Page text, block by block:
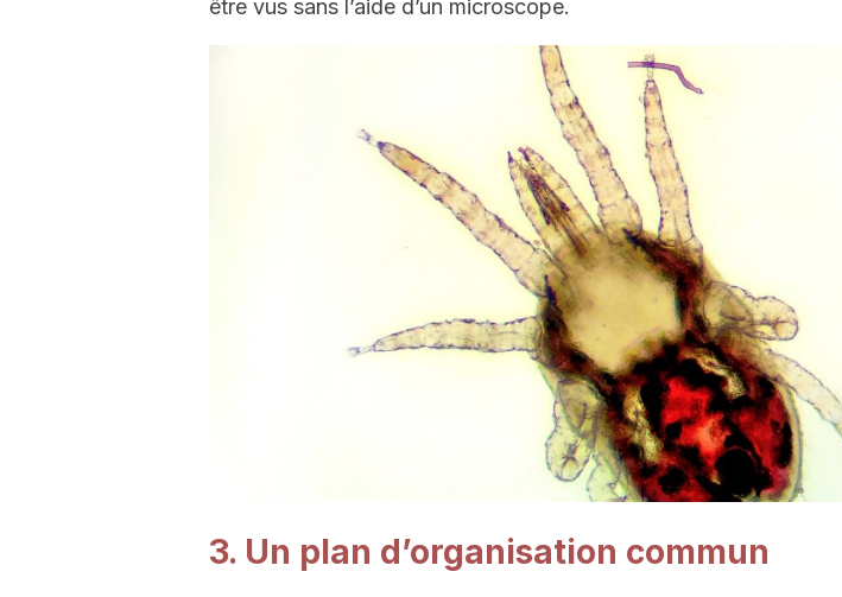
être vus sans l’aide d’un microscope.
3. Un plan d’organisation commun